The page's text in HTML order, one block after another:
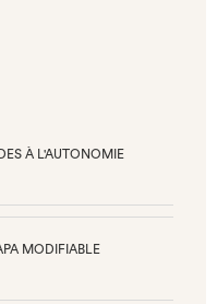
À L'AUTONOMIE
MODIFIABLE